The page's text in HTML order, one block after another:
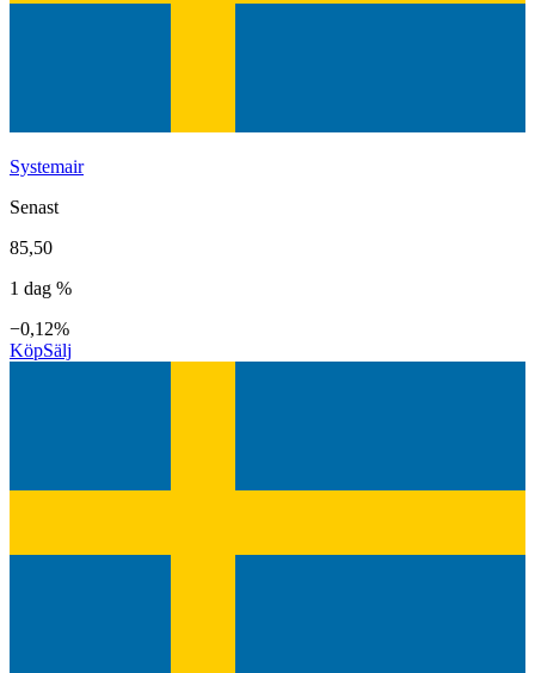
Systemair
Senast
85,50
1 dag %
−0,12%
KöpSälj